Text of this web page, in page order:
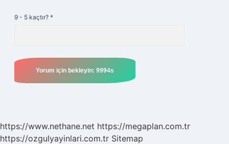
9 - 5 kaçtır? *
https://www.nethane.net https://megaplan.com.tr
https://ozgulyayinlari.com.tr Sitemap